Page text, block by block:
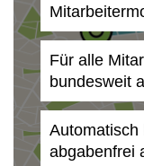
Für alle
bundesweit
Automatisch
abgabenfrei